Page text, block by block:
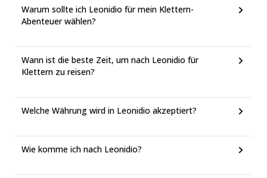
Warum sollte ich Leonidio für mein Klettern-
Abenteuer wählen?
Wann ist die beste Zeit, um nach Leonidio für
Klettern zu reisen?
Welche Währung wird in Leonidio akzeptiert?
Wie komme ich nach Leonidio?